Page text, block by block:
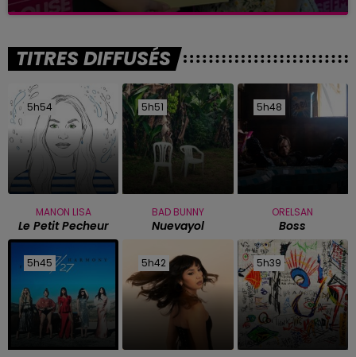
TITRES DIFFUSÉS
5h54
5h54
MANON LISA
Le Petit Pecheur
5h51
5h51
BAD BUNNY
Nuevayol
5h48
5h48
ORELSAN
Boss
5h45
5h45 5h42
5h42 5h39
5h39